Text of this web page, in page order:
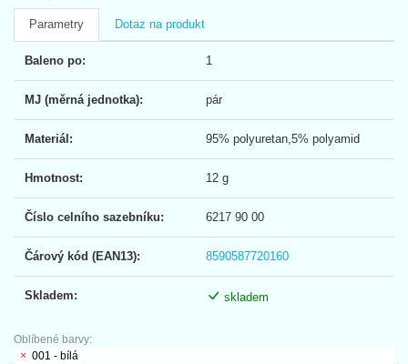
Parametry Dotaz na produkt
Baleno po: 1
MJ (měrná jednotka): pár
Materiál: 95% polyuretan,5% polyamid
Hmotnost: 12 g
Číslo celního sazebníku: 6217 90 00
Čárový kód (EAN13): 8590587720160
Skladem: skladem
Oblíbené barvy:
001 - bílá